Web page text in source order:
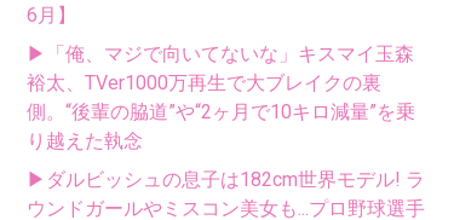
6月】
▶「俺、マジで向いてないな」キスマイ玉森
裕太、TVer1000万再生で大ブレイクの裏
側。“後輩の脇道”や“2ヶ月で10キロ減量”を乗
り越えた執念
▶ダルビッシュの息子は182cm世界モデル! ラ
ウンドガールやミスコン美女も...プロ野球選手